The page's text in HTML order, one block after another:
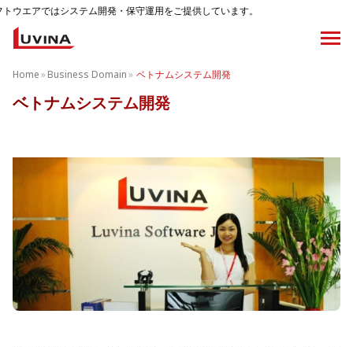
開発・保守運用をご提供しています。
Home»Business Domain» ベトナムシステム開発
ベトナムシステム開発